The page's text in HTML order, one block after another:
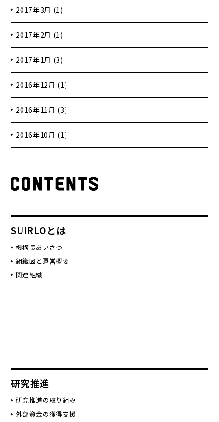
2017年3月 (1)
2017年2月 (1)
2017年1月 (3)
2016年12月 (1)
2016年11月 (3)
2016年10月 (1)
SUIRLOとは
機構長あいさつ
組織図と運営概要
関連組織
研究推進
研究推進の取り組み
外部資金の獲得支援